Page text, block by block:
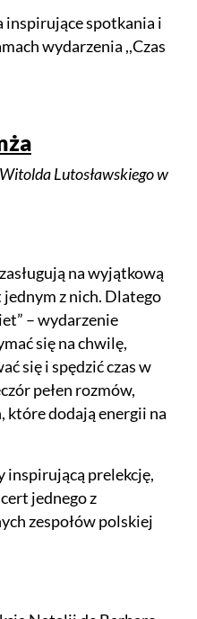
inspirujące spotkania i
wydarzenia ,,Czas
Lutosławskiego w
na wyjątkową
z nich. Dlatego
– wydarzenie
się na chwilę,
się i spędzić czas w
pełen rozmów,
które dodają energii na
inspirującą prelekcję,
jednego z
zespołów polskiej